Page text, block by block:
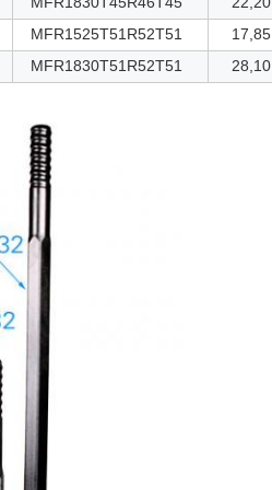
MFR1525T51R52T51
17,85
MFR1830T51R52T51
28,10